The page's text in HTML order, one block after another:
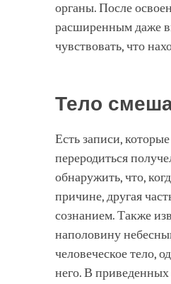
органы. После
расширенным даже
чувствовать, что
Тело
Есть записи,
переродиться
обнаружить, что,
причине, другая
сознанием. Также
наполовину
человеческое тело,
него. В приведенных